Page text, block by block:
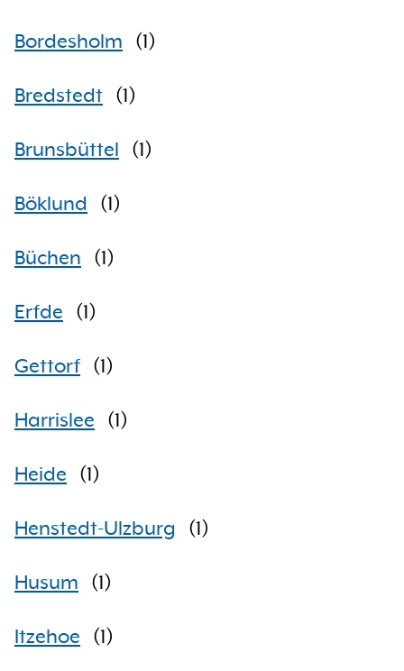
Bordesholm (1)
Bredstedt (1)
Brunsbüttel (1)
Böklund (1)
Büchen (1)
Erfde (1)
Gettorf (1)
Harrislee (1)
Heide (1)
Henstedt-Ulzburg (1)
Husum (1)
Itzehoe (1)